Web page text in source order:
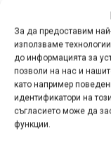
За да предоставим
използваме
до информацията за
позволи на нас и
като например
идентификатори на
съгласието може да
функции.